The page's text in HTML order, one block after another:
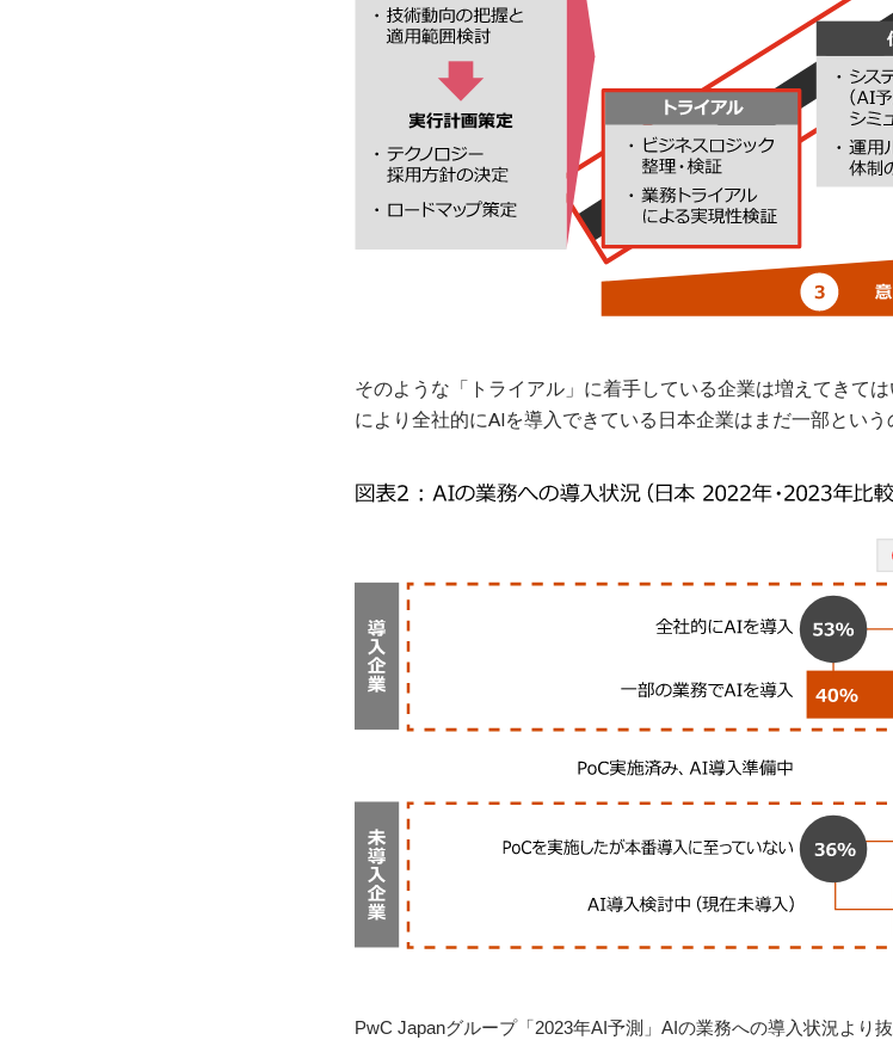
そのような「トライアル」に着手している企業は増えてきて
により全社的にAIを導入できている日本企業はまだ一部という
PwC Japanグループ「2023年AI予測」AIの業務への導入状況より